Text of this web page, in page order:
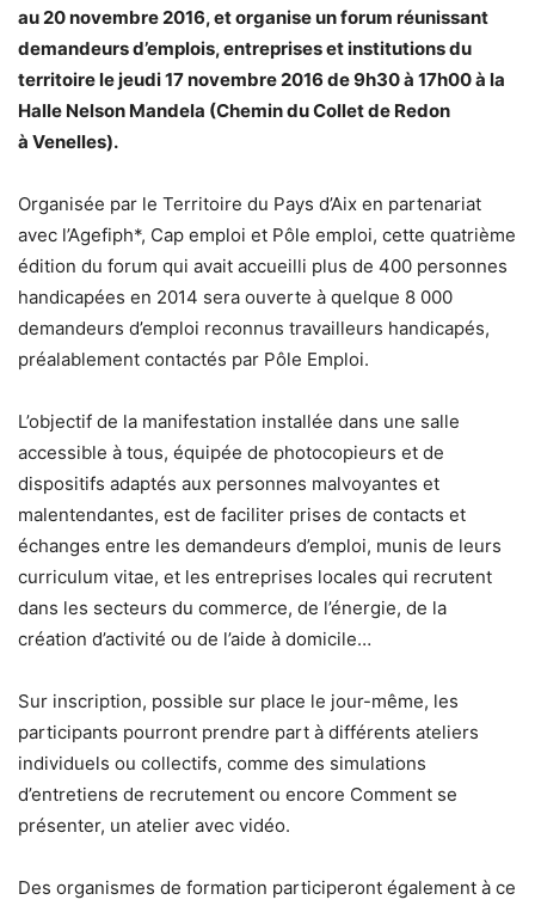
au 20 novembre 2016, et organise un forum réunissant
demandeurs d’emplois, entreprises et institutions du
territoire le jeudi 17 novembre 2016 de 9h30 à 17h00 à la
Halle Nelson Mandela (Chemin du Collet de Redon
à Venelles).
Organisée par le Territoire du Pays d’Aix en partenariat
avec l’Agefiph*, Cap emploi et Pôle emploi, cette quatrième
édition du forum qui avait accueilli plus de 400 personnes
handicapées en 2014 sera ouverte à quelque 8 000
demandeurs d’emploi reconnus travailleurs handicapés,
préalablement contactés par Pôle Emploi.
L’objectif de la manifestation installée dans une salle
accessible à tous, équipée de photocopieurs et de
dispositifs adaptés aux personnes malvoyantes et
malentendantes, est de faciliter prises de contacts et
échanges entre les demandeurs d’emploi, munis de leurs
curriculum vitae, et les entreprises locales qui recrutent
dans les secteurs du commerce, de l’énergie, de la
création d’activité ou de l’aide à domicile…
Sur inscription, possible sur place le jour-même, les
participants pourront prendre part à différents ateliers
individuels ou collectifs, comme des simulations
d’entretiens de recrutement ou encore Comment se
présenter, un atelier avec vidéo.
Des organismes de formation participeront également à ce